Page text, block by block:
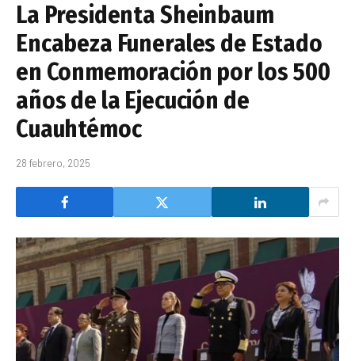
La Presidenta Sheinbaum
Encabeza Funerales de Estado
en Conmemoración por los 500
años de la Ejecución de
Cuauhtémoc
28 febrero, 2025